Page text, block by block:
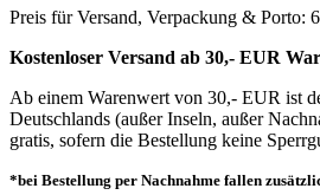
Preis für Versand, Verpackung & Porto:
Kostenloser Versand ab 30,- EUR
Ab einem Warenwert von 30,- EUR ist
Deutschlands (außer Inseln, außer
gratis, sofern die Bestellung keine
*bei Bestellung per Nachnahme fallen